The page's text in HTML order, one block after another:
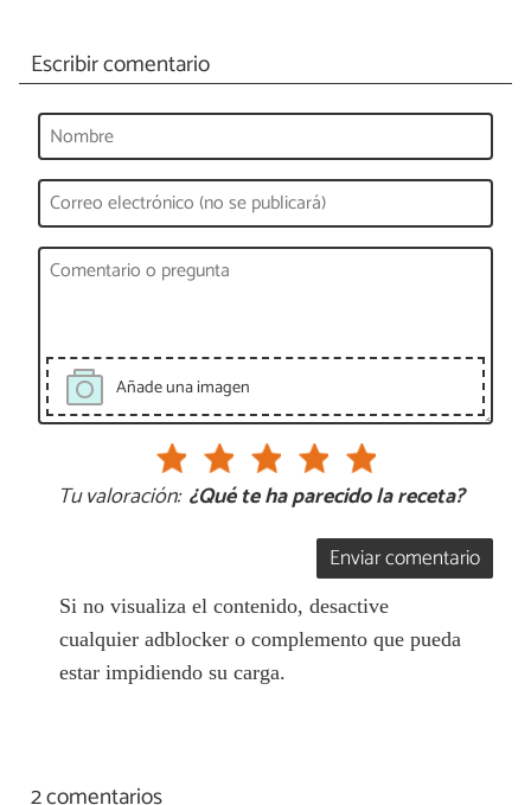
Escribir comentario
Añade una imagen
Tu valoración: ¿Qué te ha parecido la receta?
Enviar comentario
Si no visualiza el contenido, desactive
cualquier adblocker o complemento que pueda
estar impidiendo su carga.
2 comentarios